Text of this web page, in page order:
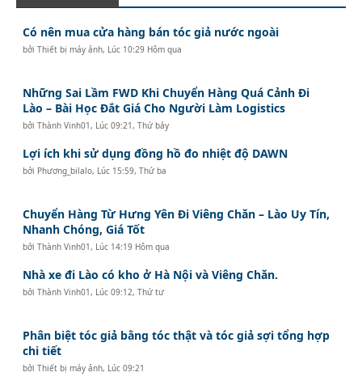
Có nên mua cửa hàng bán tóc giả nước ngoài
bởiThiết bị máy ảnh, Lúc 10:29 Hôm qua
Những Sai Lầm FWD Khi Chuyển Hàng Quá Cảnh Đi
Lào – Bài Học Đắt Giá Cho Người Làm Logistics
bởiThành Vinh01 , Lúc 09:21, Thứ bảy
Lợi ích khi sử dụng đồng hồ đo nhiệt độ DAWN
bởi Phương_bilalo, Lúc 15:59, Thứ ba
Chuyển Hàng Từ Hưng Yên Đi Viêng Chăn – Lào Uy Tín,
Nhanh Chóng, Giá Tốt
bởiThành Vinh01 , Lúc 14:19 Hôm qua
Nhà xe đi Lào có kho ở Hà Nội và Viêng Chăn.
bởiThành Vinh01 , Lúc 09:12, Thứ tư
Phân biệt tóc giả bằng tóc thật và tóc giả sợi tổng hợp
chi tiết
bởiThiết bị máy ảnh, Lúc 09:21